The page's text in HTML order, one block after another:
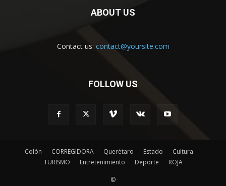
ABOUT US
Contact us: contact@yoursite.com
FOLLOW US
Colón CORREGIDORA Querétaro Estado
Cultura
TURISMO
Entretenimiento Deporte ROJA
©